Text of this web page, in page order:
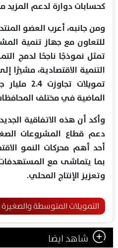
كحسابات دوارة لدعم المزيد
ومن جانبه، أعرب العضو
للتعاون مع جهاز تنمية
تمثل نموذجًا ناجحًا لدمج
التنمية الاقتصادية،
تمويلات
الماضية في مختلف
وأكد أن هذه الاتفاقية
دعم قطاع المشروعات
أحد أهم محركات النمو
بما يتماشى مع المستهدفات
وتعزيز الإنتاج المحلي.
التمويلات المتوسطة والصغيرة
شاهد ايضا